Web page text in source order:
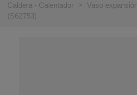
Caldera - Calentador
>
Vaso
(S62753)